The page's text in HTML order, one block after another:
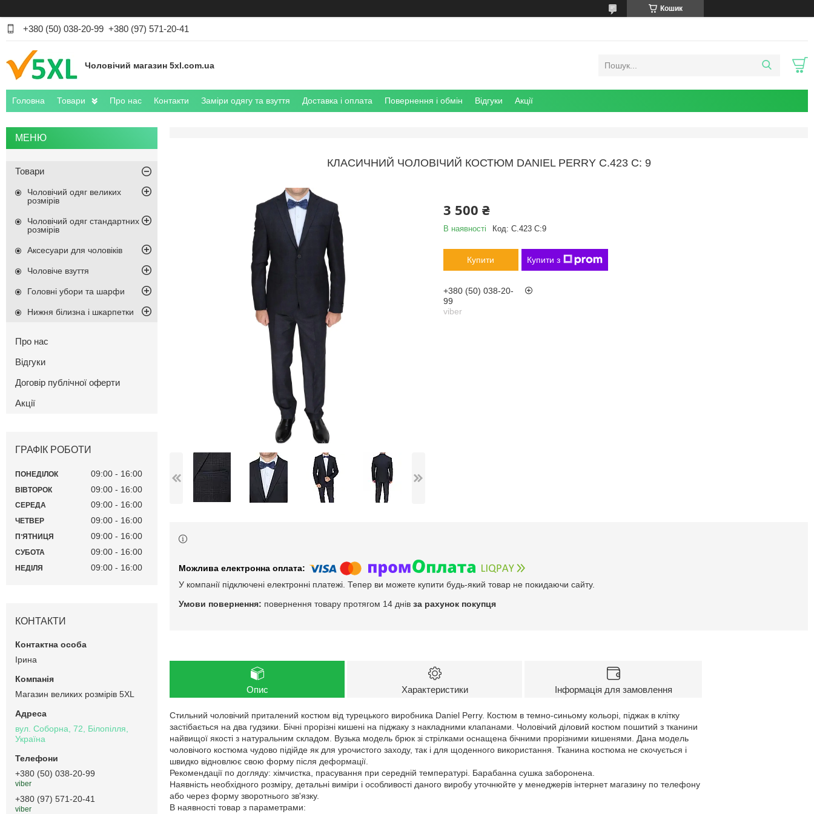
Кошик
+380 (50) 038-20-99 +380 (97) 571-20-41
Чоловічий магазин 5xl.com.ua
Головна Товари Про нас Контакти Заміри одягу та взуття Доставка і оплата Повернення і обмін Відгуки Акції
КЛАСИЧНИЙ ЧОЛОВІЧИЙ КОСТЮМ DANIEL PERRY C.423 C: 9
3 500 ₴
В наявності Код: C.423 C:9
Купити Купити з
+380 (50) 038-20-
99
viber
У компанії підключені електронні платежі. Тепер ви можете купити будь-який товар не покидаючи сайту.
повернення товару протягом 14 днів за рахунок покупця
Опис Характеристики Інформація для замовлення
Стильний чоловічий приталений костюм від турецького виробника Daniel Perry. Костюм в темно-синьому кольорі, піджак в клітку
застібається на два гудзики. Бічні прорізні кишені на піджаку з накладними клапанами. Чоловічий діловий костюм пошитий з тканини
найвищої якості з натуральним складом. Вузька модель брюк зі стрілками оснащена бічними прорізними кишенями. Дана модель
чоловічого костюма чудово підійде як для урочистого заходу, так і для щоденного використання. Тканина костюма не скочується і
швидко відновлює свою форму після деформації.
Рекомендації по догляду: хімчистка, прасування при середній температурі. Барабанна сушка заборонена.
Наявність необхідного розміру, детальні виміри і особливості даного виробу уточнюйте у менеджерів інтернет магазину по телефону
або через форму зворотнього зв'язку.
В наявності товар з параметрами:
Товари
Чоловічий одяг великих
розмірів
Чоловічий одяг стандартних
розмірів
Аксесуари для чоловіків
Чоловіче взуття
Головні убори та шарфи
Нижня білизна і шкарпетки
Про нас
Відгуки
Договір публічної оферти
Акції
ГРАФІК РОБОТИ
ПОНЕДІЛОК 09:00 16:00
ВІВТОРОК 09:00 16:00
СЕРЕДА 09:00 16:00
ЧЕТВЕР 09:00 16:00
ПʼЯТНИЦЯ 09:00 16:00
СУБОТА 09:00 16:00
НЕДІЛЯ 09:00 16:00
КОНТАКТИ
Ірина
Магазин великих розмірів 5XL
вул. Соборна, 72, Білопілля,
Україна
+380 (50) 038-20-99
viber
+380 (97) 571-20-41
viber